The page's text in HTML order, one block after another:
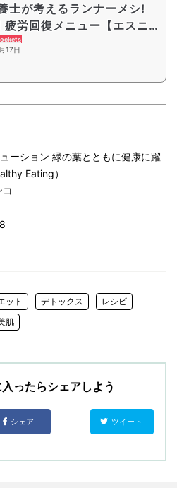
士が考えるランナーメシ!
疲労回復メニュー【エスニ
ゃぶ】
17日
ーション 緑の葉とともに健康に躍
Eating）
ット デトックス
レシピ
肌
ったらシェアしよう
シェア ツイート